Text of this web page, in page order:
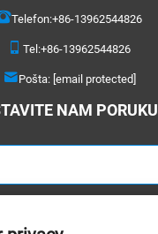
Telefon:+86-13962544826
Tel:+86-13962544826
Pošta: [email protected]
NAM PORUKU